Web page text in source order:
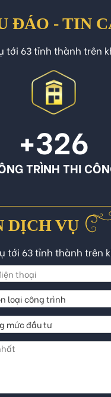
ĐÁO - TIN
tới 63 tỉnh thành trên
+326
TRÌNH THI
DỊCH VỤ
tới 63 tỉnh thành trên